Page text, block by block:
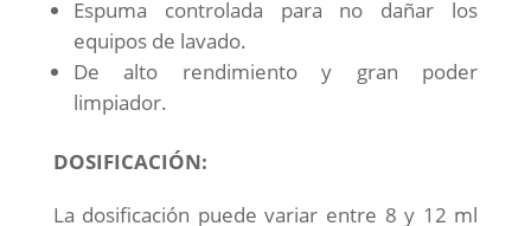
Espuma controlada para no dañar los
equipos de lavado.
De alto rendimiento y gran poder
limpiador.
DOSIFICACIÓN:
La dosificación puede variar entre 8 y 12 ml